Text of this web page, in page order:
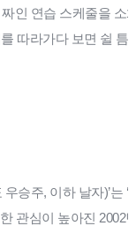
인 연습 스케줄을
따라가다 보면 쉴 틈
승주, 이하 날자)’는
관심이 높아진 2002